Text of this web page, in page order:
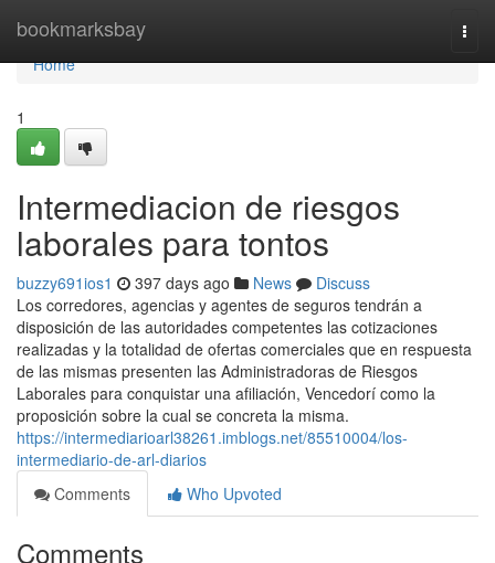
bookmarksbay
Home
Home
1
Intermediacion de riesgos
laborales para tontos
buzzy691ios1 397 days ago News
Discuss
Los corredores, agencias y agentes de seguros tendrán a
disposición de las autoridades competentes las cotizaciones
realizadas y la totalidad de ofertas comerciales que en respuesta
de las mismas presenten las Administradoras de Riesgos
Laborales para conquistar una afiliación, Vencedorí como la
proposición sobre la cual se concreta la misma.
https://intermediarioarl38261.imblogs.net/85510004/los-
intermediario-de-arl-diarios
Comments
Who Upvoted
Comments